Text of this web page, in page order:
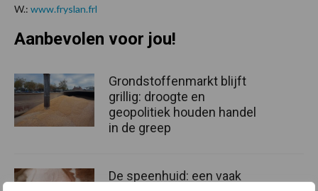
W.: www.fryslan.frl
Aanbevolen voor jou!
Grondstoffenmarkt blijft
grillig: droogte en
geopolitiek houden handel
in de greep
De speenhuid: een vaak